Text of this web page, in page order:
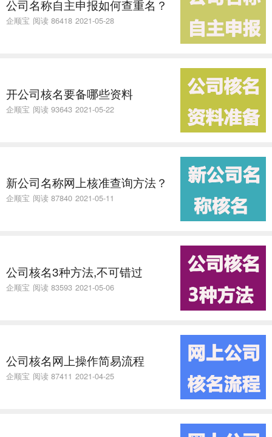
公司名称自主申报如何查重名？
企顺宝 阅读 86418 2021-05-28
开公司核名要备哪些资料
企顺宝 阅读 93643 2021-05-22
新公司名称网上核准查询方法？
企顺宝 阅读 87840 2021-05-11
公司核名3种方法,不可错过
企顺宝 阅读 83593 2021-05-06
公司核名网上操作简易流程
企顺宝 阅读 87411 2021-04-25